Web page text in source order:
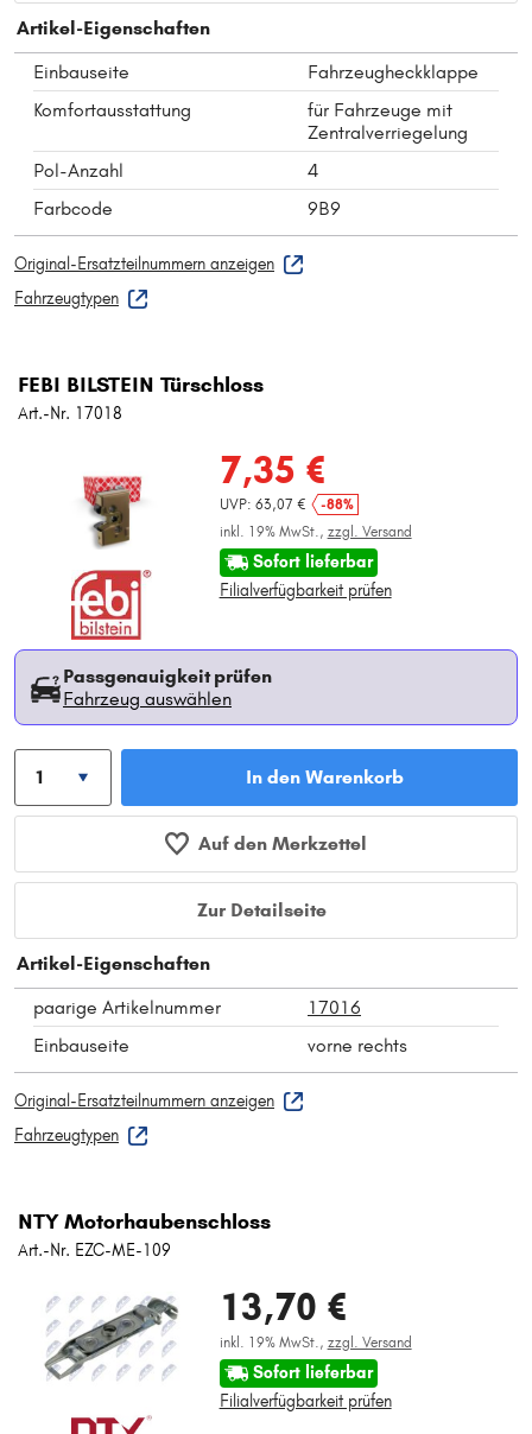
Artikel-Eigenschaften
Einbauseite
Fahrzeugheckklappe
Komfortausstattung
für Fahrzeuge mit
Zentralverriegelung
Pol-Anzahl
4
Farbcode
9B9
Original-Ersatzteilnummern anzeigen
Fahrzeugtypen
FEBI BILSTEIN Türschloss
Art.-Nr. 17018
7,35 €
UVP: 63,07 €
-88%
inkl. 19% MwSt., zzgl. Versand
Sofort lieferbar
Filialverfügbarkeit prüfen
Passgenauigkeit prüfen
Fahrzeug auswählen
In den Warenkorb
Auf den Merkzettel
Zur Detailseite
Artikel-Eigenschaften
paarige Artikelnummer
17016
Einbauseite
vorne rechts
Original-Ersatzteilnummern anzeigen
Fahrzeugtypen
NTY Motorhaubenschloss
Art.-Nr. EZC-ME-109
13,70 €
inkl. 19% MwSt., zzgl. Versand
Sofort lieferbar
Filialverfügbarkeit prüfen